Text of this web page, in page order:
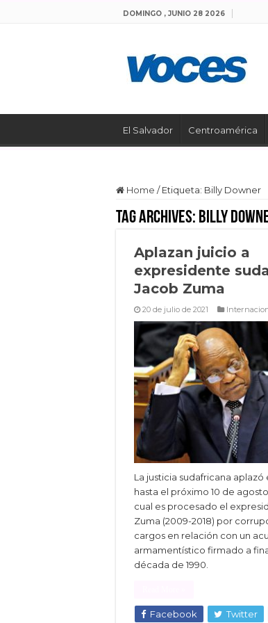
DOMINGO , JUNIO 28 2026
El Salvador Centroamérica
Home / Etiqueta: Billy Downer
Tag Archives: Billy
Aplazan juicio a
expresidente
Jacob Zuma
20 de julio de 2021
La justicia sudafricana
hasta el próximo 10 de
cual es procesado el
Zuma (2009-2018) por
cargos en relación con un
armamentístico firmado a
década de 1990.
Facebook Twitter